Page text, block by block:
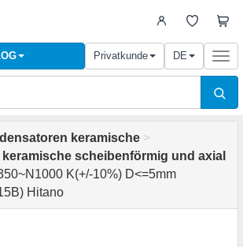
Privatkunde DE
keramische >
scheibenförmig und axial
K(+/-10%) D<=5mm
Hitano